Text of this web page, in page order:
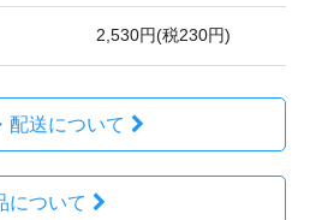
2,530円(税230円)
配送について
について